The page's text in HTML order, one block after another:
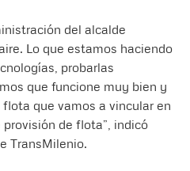
del alcalde
Lo que estamos haciendo
probarlas
que funcione muy bien y
que vamos a vincular en
de flota”, indicó
TransMilenio.